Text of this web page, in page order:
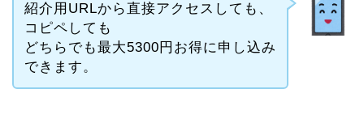
紹介用URLから直接アクセスしても、
コピペしても
どちらでも最大5300円お得に申し込み
できます。